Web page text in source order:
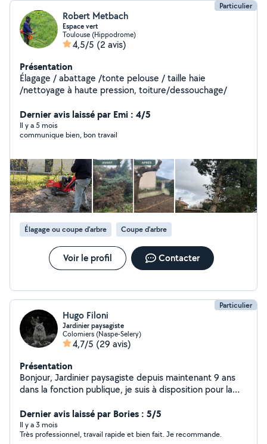
Particulier
Robert Metbach
Espace vert
Toulouse (Hippodrome)
4,5/5 (2 avis)
Présentation
Élagage / abattage /tonte pelouse / taille haie
/nettoyage à haute pression, toiture/dessouchage/
Dernier avis laissé par Emi : 4/5
Il y a 5 mois
communique bien, bon travail
Élagage ou coupe d'arbre Coupe d'arbre
Voir le profil Contacter
Particulier
Hugo Filoni
Jardinier paysagiste
Colomiers (Naspe-Selery)
4,7/5 (29 avis)
Présentation
Bonjour, Jardinier paysagiste depuis maintenant 9 ans
dans la fonction publique, je suis à disposition pour la
peut toucher au jardinage. Personne sérieuse,
travailleuse, motivé et ponctuel disponible en fin de
journée et un week sur deux. N hésitez pas à me
Dernier avis laissé par Bories : 5/5
Il y a 3 mois
Très professionnel, travail rapide et bien fait. Je recommande.